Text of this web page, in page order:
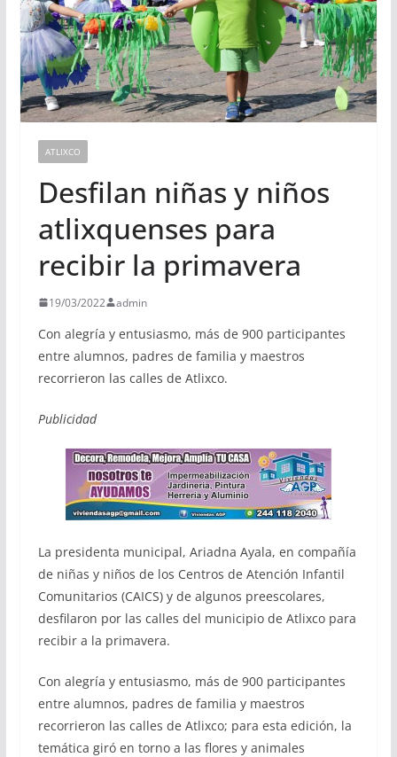
ATLIXCO
Desfilan niñas y niños
atlixquenses para
recibir la primavera
19/03/2022 admin
Con alegría y entusiasmo, más de 900 participantes
entre alumnos, padres de familia y maestros
recorrieron las calles de Atlixco.
Publicidad
La presidenta municipal, Ariadna Ayala, en compañía
de niñas y niños de los Centros de Atención Infantil
Comunitarios (CAICS) y de algunos preescolares,
desfilaron por las calles del municipio de Atlixco para
recibir a la primavera.
Con alegría y entusiasmo, más de 900 participantes
entre alumnos, padres de familia y maestros
recorrieron las calles de Atlixco; para esta edición, la
temática giró en torno a las flores y animales